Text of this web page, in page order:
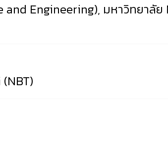
Engineering), มหาวิทยาลัย